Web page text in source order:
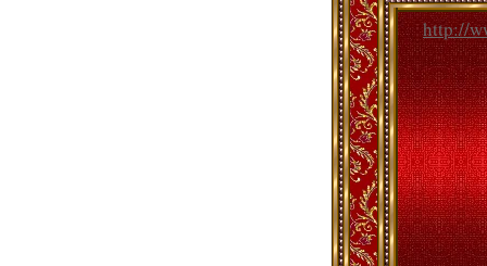
http://